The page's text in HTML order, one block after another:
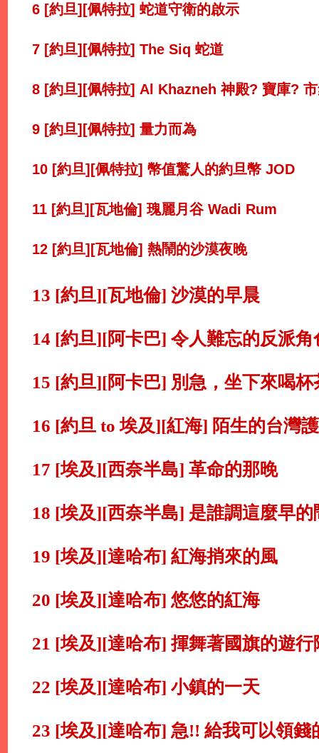
6 [約旦][佩特拉] 蛇道守衛的啟示
7 [約旦][佩特拉] The Siq 蛇道
8 [約旦][佩特拉] Al Khazneh 神殿? 寶庫?
9 [約旦][佩特拉] 量力而為
10 [約旦][佩特拉] 幣值驚人的約旦幣 JOD
11 [約旦][瓦地倫] 瑰麗月谷 Wadi Rum
12 [約旦][瓦地倫] 熱鬧的沙漠夜晚
13 [約旦][瓦地倫] 沙漠的早晨
14 [約旦][阿卡巴] 令人難忘的反派角
15 [約旦][阿卡巴] 別急，坐下來喝杯
16 [約旦 to 埃及][紅海] 陌生的台灣
17 [埃及][西奈半島] 革命的那晚
18 [埃及][西奈半島] 是誰調這麼早的
19 [埃及][達哈布] 紅海捎來的風
20 [埃及][達哈布] 悠悠的紅海
21 [埃及][達哈布] 揮舞著國旗的遊行
22 [埃及][達哈布] 小鎮的一天
23 [埃及][達哈布] 急!! 給我可以領錢